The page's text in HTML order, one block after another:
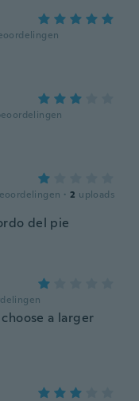
· 2 uploads
del pie
a larger